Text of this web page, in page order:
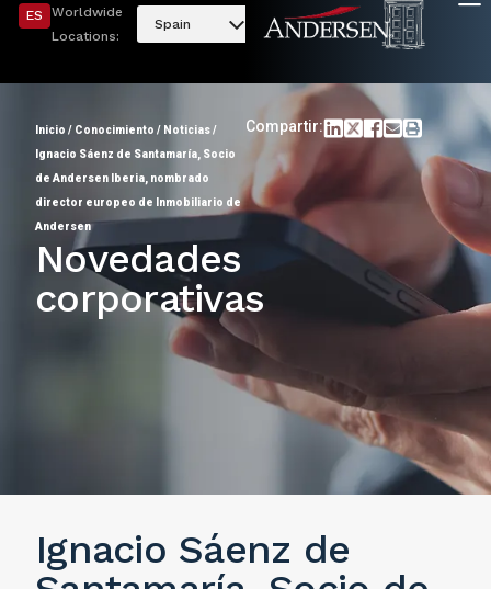
ES
Worldwide
Locations:
Spain
Inicio / Conocimiento / Noticias/
Ignacio Sáenz de Santamaría, Socio
de Andersen Iberia, nombrado
director europeo de Inmobiliario de
Andersen
Compartir:
Novedades
corporativas
Ignacio Sáenz de